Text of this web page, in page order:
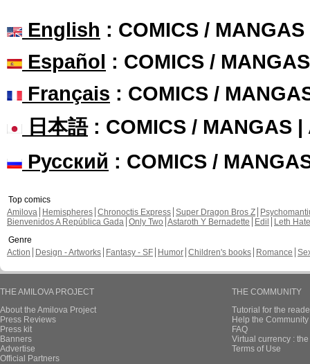
English : COMICS /
Español : COMICS /
Français : COMICS /
日本語: COMICS / MANGAS |
Русский : COMICS /
Top comics
Amilova
Hemispheres Chronoctis Express Super Dragon Bros Z
Bienvenidos A República Gada Only Two Astaroth Y Bernadette Edil
Leth Hate
Genre
Action
Design - Artworks Fantasy - SF Humor Children's books Romance
THE AMILOVA PROJECT
About the Amilova Project
Press Reviews
Press kit
Banners
Advertise
Official Partners
THE COMMUNITY
Tutorial for the
Help the
FAQ
Virtual currency :
Terms of Use